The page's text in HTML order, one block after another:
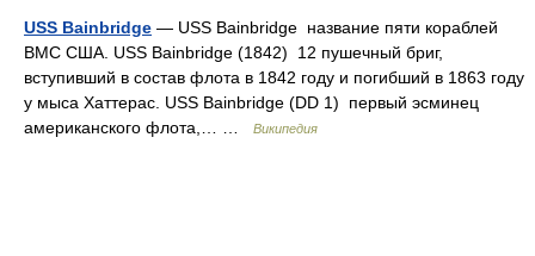
USS Bainbridge — USS Bainbridge название пяти кораблей
ВМС США. USS Bainbridge (1842) 12 пушечный бриг,
вступивший в состав флота в 1842 году и погибший в 1863 году
у мыса Хаттерас. USS Bainbridge (DD 1) первый эсминец
американского флота,… …
Википедия